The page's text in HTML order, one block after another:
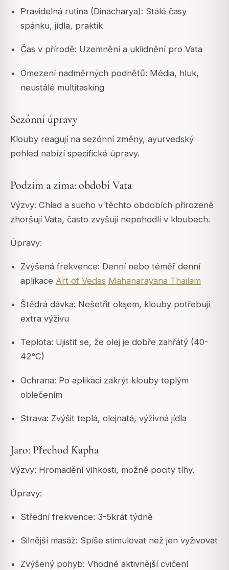
Pravidelná rutina (Dinacharya): Stálé časy
spánku, jídla, praktik
Čas v přírodě: Uzemnění a uklidnění pro Vata
Omezení nadměrných podnětů: Média, hluk,
neustálé multitasking
Sezónní úpravy
Klouby reagují na sezónní změny, ayurvedský
pohled nabízí specifické úpravy.
Podzim a zima: období Vata
Výzvy: Chlad a sucho v těchto obdobích přirozeně
zhoršují Vata, často zvyšují nepohodlí v kloubech.
Úpravy:
Zvýšená frekvence: Denní nebo téměř denní
aplikace Art of Vedas Mahanarayana Thailam
Štědrá dávka: Nešetřit olejem, klouby potřebují
extra výživu
Teplota: Ujistit se, že olej je dobře zahřátý (40-
42°C)
Ochrana: Po aplikaci zakrýt klouby teplým
oblečením
Strava: Zvýšit teplá, olejnatá, výživná jídla
Jaro: Přechod Kapha
Výzvy: Hromadění vlhkosti, možné pocity tíhy.
Úpravy:
Střední frekvence: 3-5krát týdně
Silnější masáž: Spíše stimulovat než jen vyživovat
Zvýšený pohyb: Vhodné aktivnější cvičení